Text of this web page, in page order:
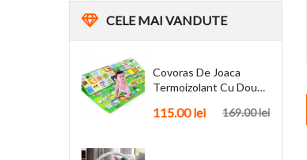
CELEMAI VANDUTE
Covoras De Joaca
Termoizolant Cu Doua
169.00lei
115.00lei